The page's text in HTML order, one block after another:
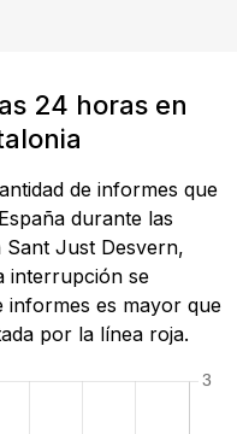
24 horas en
de informes que
durante las
Sant Just Desvern,
interrupción se
informes es mayor que
por la línea roja.